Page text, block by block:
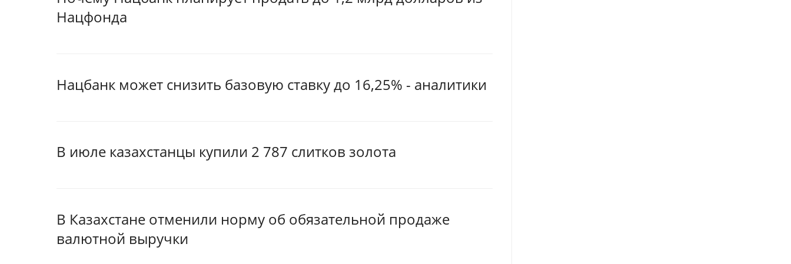
Нацфонда
Нацбанк может снизить базовую ставку до 16,25% - аналитики
В июле казахстанцы купили 2 787 слитков золота
В Казахстане отменили норму об обязательной продаже
валютной выручки